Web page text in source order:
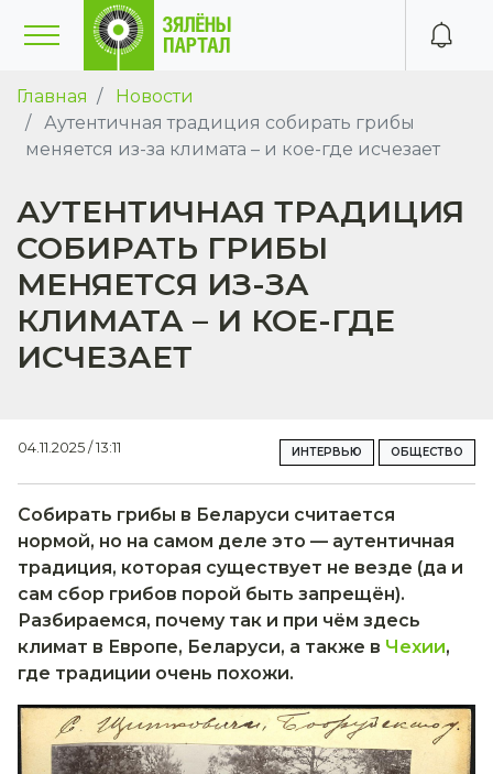
Главная
Новости
Аутентичная традиция собирать грибы
меняется из-за климата – и кое-где исчезает
АУТЕНТИЧНАЯ ТРАДИЦИЯ
СОБИРАТЬ ГРИБЫ
МЕНЯЕТСЯ ИЗ-ЗА
КЛИМАТА – И КОЕ-ГДЕ
ИСЧЕЗАЕТ
04.11.2025 / 13:11 ИНТЕРВЬЮ ОБЩЕСТВО
Собирать грибы в Беларуси считается
нормой, но на самом деле это — аутентичная
традиция, которая существует не везде (да и
сам сбор грибов порой быть запрещён).
Разбираемся, почему так и при чём здесь
климат в Европе, Беларуси, а также в Чехии,
где традиции очень похожи.